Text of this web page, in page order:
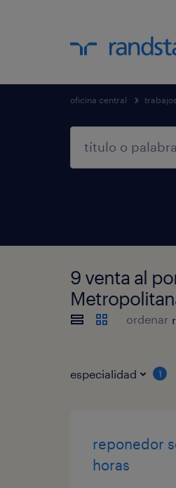
oficina central trabajos
9 venta al
ordenar
especialidad 1
reponedor
horas